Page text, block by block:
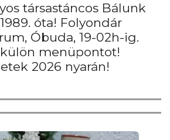
társastáncos Bálunk
óta! Folyondár
Óbuda, 19-02h-ig.
külön menüpontot!
2026 nyarán!